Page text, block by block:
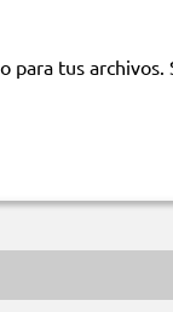
para tus